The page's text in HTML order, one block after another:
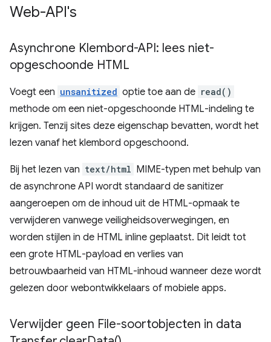
Web-API's
Asynchrone Klembord-API: lees niet-
opgeschoonde HTML
Voegt een unsanitized optie toe aan de read()
methode om een ​​niet-opgeschoonde HTML-indeling te
krijgen. Tenzij sites deze eigenschap bevatten, wordt het
lezen vanaf het klembord opgeschoond.
Bij het lezen van text/html MIME-typen met behulp van
de asynchrone API wordt standaard de sanitizer
aangeroepen om de inhoud uit de HTML-opmaak te
verwijderen vanwege veiligheidsoverwegingen, en
worden stijlen in de HTML inline geplaatst. Dit leidt tot
een grote HTML-payload en verlies van
betrouwbaarheid van HTML-inhoud wanneer deze wordt
gelezen door webontwikkelaars of mobiele apps.
Verwijder geen File-soortobjecten in data